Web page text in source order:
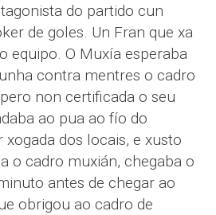
do partido cun
de goles. Un Fran que xa
equipo. O Muxía esperaba
contra mentres o cadro
non certificada o seu
ao pua ao fío do
dos locais, e xusto
o cadro muxián, chegaba o
antes de chegar ao
obrigou ao cadro de